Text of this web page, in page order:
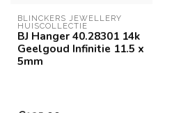
BLINCKERS JEWELLERY
HUISCOLLECTIE
BJ Hanger 40.28301 14k
Geelgoud Infinitie 11.5 x
5mm